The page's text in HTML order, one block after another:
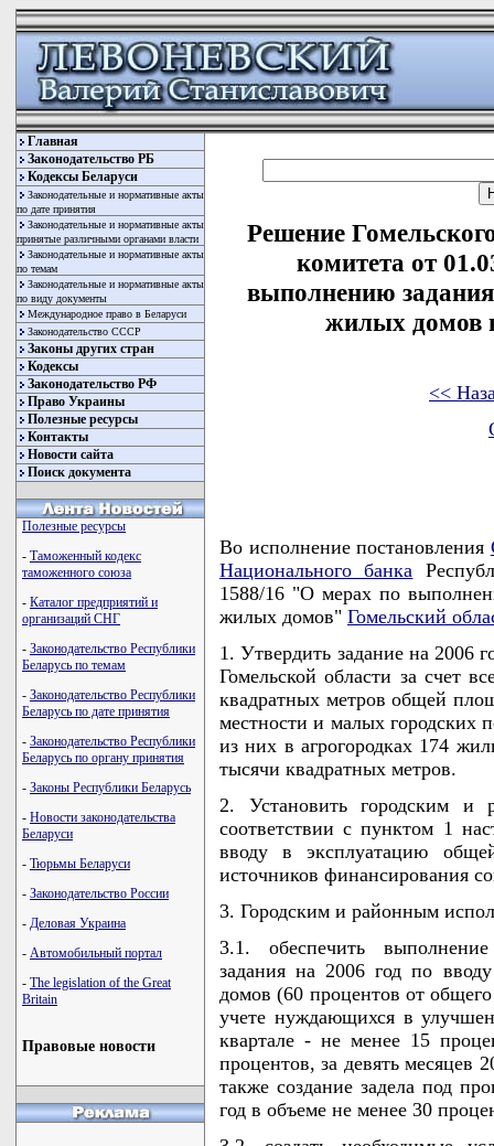
Главная
Законодательство РБ
Кодексы Беларуси
Законодательные и нормативные акты
по дате принятия
Законодательные и нормативные акты
принятые различными органами власти
Законодательные и нормативные акты
по темам
Законодательные и нормативные акты
по виду документы
Международное право в Беларуси
Законодательство СССР
Законы других стран
Кодексы
Законодательство РФ
Право Украины
Полезные ресурсы
Контакты
Новости сайта
Поиск документа
Полезные ресурсы
- Таможенный кодекс
таможенного союза
- Каталог предприятий и
организаций СНГ
- Законодательство Республики
Беларусь по темам
- Законодательство Республики
Беларусь по дате принятия
- Законодательство Республики
Беларусь по органу принятия
- Законы Республики Беларусь
- Новости законодательства
Беларуси
- Тюрьмы Беларуси
- Законодательство России
- Деловая Украина
- Автомобильный портал
- The legislation of the Great
Britain
Правовые новости
Решение
комитета от
выполнению задания
жилых домов
<<
Во исполнение постановления
Национального банка
1588/16 "О мерах по
жилых домов" Гомельский
1. Утвердить задание на 2006
Гомельской области за счет
квадратных метров общей
местности и малых городских
из них в агрогородках 174
тысячи квадратных метров.
2. Установить городским и
соответствии с пунктом 1
вводу в эксплуатацию
источников финансирования
3. Городским и районным
3.1. обеспечить
задания на 2006 год по
домов (60 процентов от
учете нуждающихся в
квартале - не менее 15
процентов, за девять месяцев
также создание задела под
год в объеме не менее 30